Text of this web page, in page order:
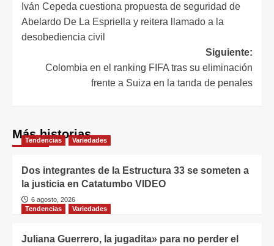
Iván Cepeda cuestiona propuesta de seguridad de
Abelardo De La Espriella y reitera llamado a la
desobediencia civil
Siguiente:
Colombia en el ranking FIFA tras su eliminación
frente a Suiza en la tanda de penales
Más historias
Tendencias Variedades
Dos integrantes de la Estructura 33 se someten a
la justicia en Catatumbo VIDEO
6 agosto, 2026
Tendencias
Variedades
Juliana Guerrero, la jugadita» para no perder el